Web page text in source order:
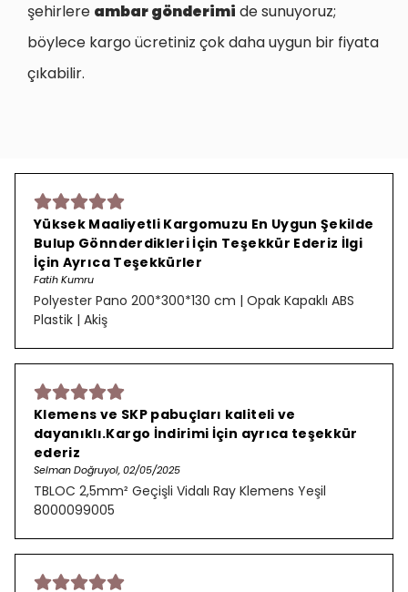
şehirlere ambar gönderimi de sunuyoruz;
böylece kargo ücretiniz çok daha uygun bir fiyata
çıkabilir.
Yüksek Maaliyetli Kargomuzu En Uygun Şekilde
Bulup Gönnderdikleri İçin Teşekkür Ederiz İlgi
İçin Ayrıca Teşekkürler
Fatih Kumru
Polyester Pano 200*300*130 cm | Opak Kapaklı ABS
Plastik | Akiş
Klemens ve SKP pabuçları kaliteli ve
dayanıklı.Kargo İndirimi İçin ayrıca teşekkür
ederiz
Selman Doğruyol, 02/05/2025
TBLOC 2,5mm² Geçişli Vidalı Ray Klemens Yeşil
8000099005